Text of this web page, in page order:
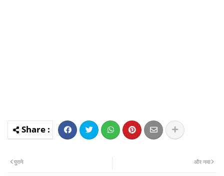
और नया
पुराने